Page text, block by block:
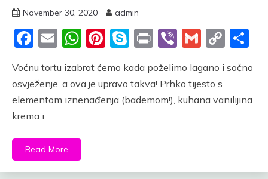
November 30, 2020 admin
Facebook
EmailWhatsApp
Pinterest
Skype
PrintViberGmail
Link
Voćnu tortu izabrat ćemo kada poželimo lagano i sočno
osvježenje, a ova je upravo takva! Prhko tijesto s
elementom iznenađenja (bademom!), kuhana vanilijina
krema i
Read More